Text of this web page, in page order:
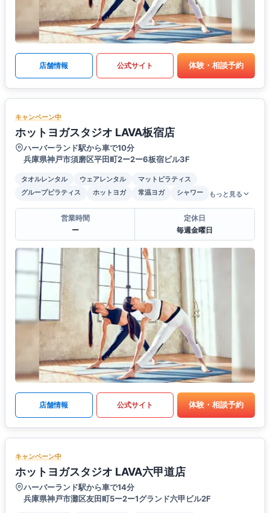
店舗情報 公式サイト 体験・相談予約
キャンペーン中
ホットヨガスタジオ LAVA板宿店
ハーバーランド駅から車で10分
兵庫県神戸市須磨区平田町2ー2ー6板宿ビル3F
タオルレンタル ウェアレンタル
マットピラティス
グループピラティス
ホットヨガ 常温ヨガ シャワー もっと見る
営業時間
ー
定休日
毎週金曜日
店舗情報 公式サイト 体験・相談予約
キャンペーン中
ホットヨガスタジオ LAVA六甲道店
ハーバーランド駅から車で14分
兵庫県神戸市灘区友田町5ー2ー1グランド六甲ビル2F